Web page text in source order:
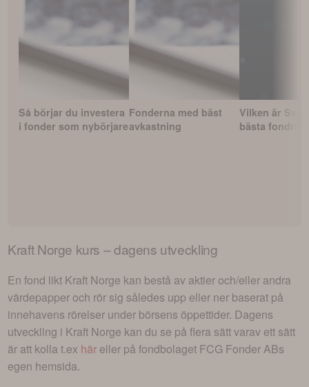
Så börjar du investera
i fonder som nybörjare
Fonderna med bäst
avkastning
Vilken är
bästa
Kraft Norge kurs – dagens utveckling
En fond likt Kraft Norge kan bestå av aktier och/eller andra
värdepapper och rör sig således upp eller ner baserat på
innehavens rörelser under börsens öppettider. Dagens
utveckling i Kraft Norge kan du se på flera sätt varav ett sätt
är att kolla t.ex här eller på fondbolaget FCG Fonder ABs
egen hemsida.